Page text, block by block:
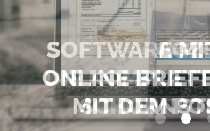
DIE
SOFTWARE
ONLINE
MIT DEM 0 1